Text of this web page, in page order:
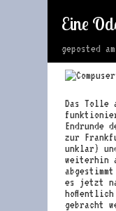
Eine
geposted
Das Tolle
Endrunde
zur
unklar)
weiterhin
es jetzt
hoffentlich
gebracht